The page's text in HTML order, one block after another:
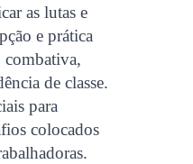
as lutas e
e prática
combativa,
de classe.
para
colocados